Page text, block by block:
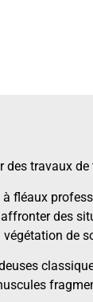
des travaux
fléaux
des
de